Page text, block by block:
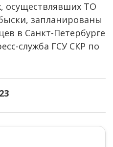
осуществлявших ТО
запланированы
в Санкт-Петербурге
служба ГСУ СКР по